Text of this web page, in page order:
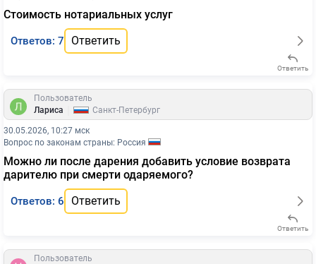
Стоимость нотариальных услуг
Ответов: 7 Ответить
Ответить
Пользователь
Лариса
Санкт-Петербург
30.05.2026, 10:27 мск
Вопрос по законам страны: Россия
Можно ли после дарения добавить условие возврата
дарителю при смерти одаряемого?
Ответов: 6 Ответить
Ответить
Пользователь